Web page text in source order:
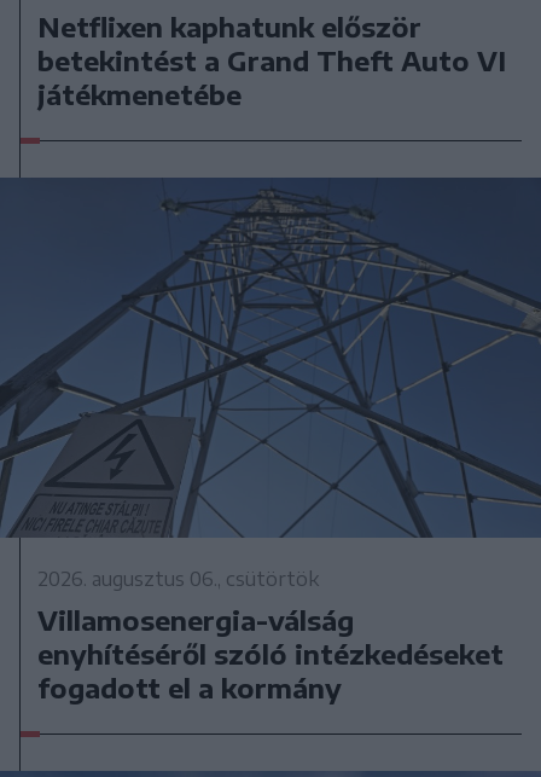
Netflixen kaphatunk először
betekintést a Grand Theft Auto VI
játékmenetébe
2026. augusztus 06., csütörtök
Villamosenergia-válság
enyhítéséről szóló intézkedéseket
fogadott el a kormány